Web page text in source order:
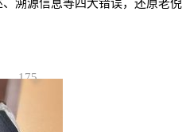
溯源信息等四大错误，还原老倪
175